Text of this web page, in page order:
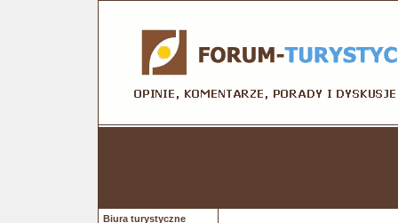
Biura turystyczne